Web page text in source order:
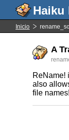
Inicio
A
ReName!
also
file names!